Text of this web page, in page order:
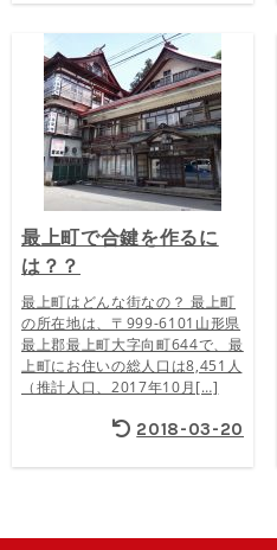
最上町で合鍵を作るに
は？？
最上町はどんな街なの？ 最上町
の所在地は、〒999-6101山形県
最上郡最上町大字向町644で、最
上町にお住いの総人口は8,451人
（推計人口、2017年10月[…]
2018-03-20